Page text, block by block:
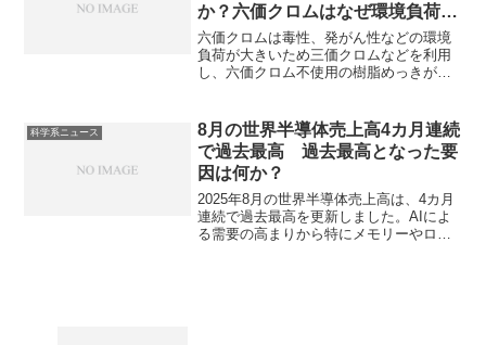
か？六価クロムはなぜ環境負荷が
大きいのか？
六価クロムは毒性、発がん性などの環境
負荷が大きいため三価クロムなどを利用
し、六価クロム不使用の樹脂めっきが行
問題点は何かなどを知ることができま
す。
科学系ニュース
8月の世界半導体売上高4カ月連続
で過去最高 過去最高となった要
因は何か？
2025年8月の世界半導体売上高は、4カ月
連続で過去最高を更新しました。AIによ
る需要の高まりから特にメモリーやロジ